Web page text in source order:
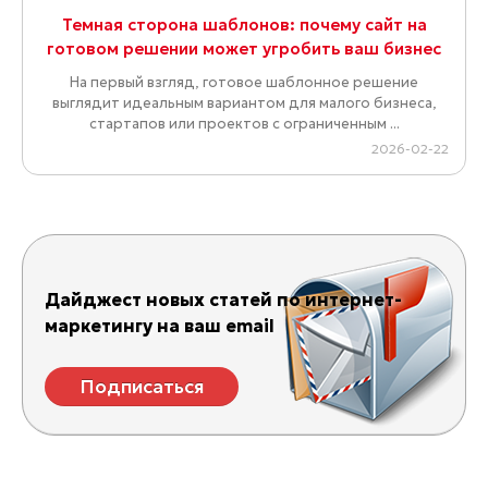
Темная сторона шаблонов: почему сайт на
готовом решении может угробить ваш бизнес
На первый взгляд, готовое шаблонное решение
выглядит идеальным вариантом для малого бизнеса,
стартапов или проектов с ограниченным ...
2026-02-22
Дайджест новых статей по интернет-
маркетингу на ваш email
Подписаться